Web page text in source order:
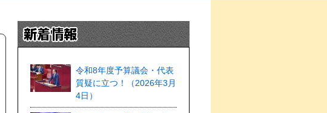
令和8年度予算議会・代表
質疑に立つ！（2026年3月
4日）